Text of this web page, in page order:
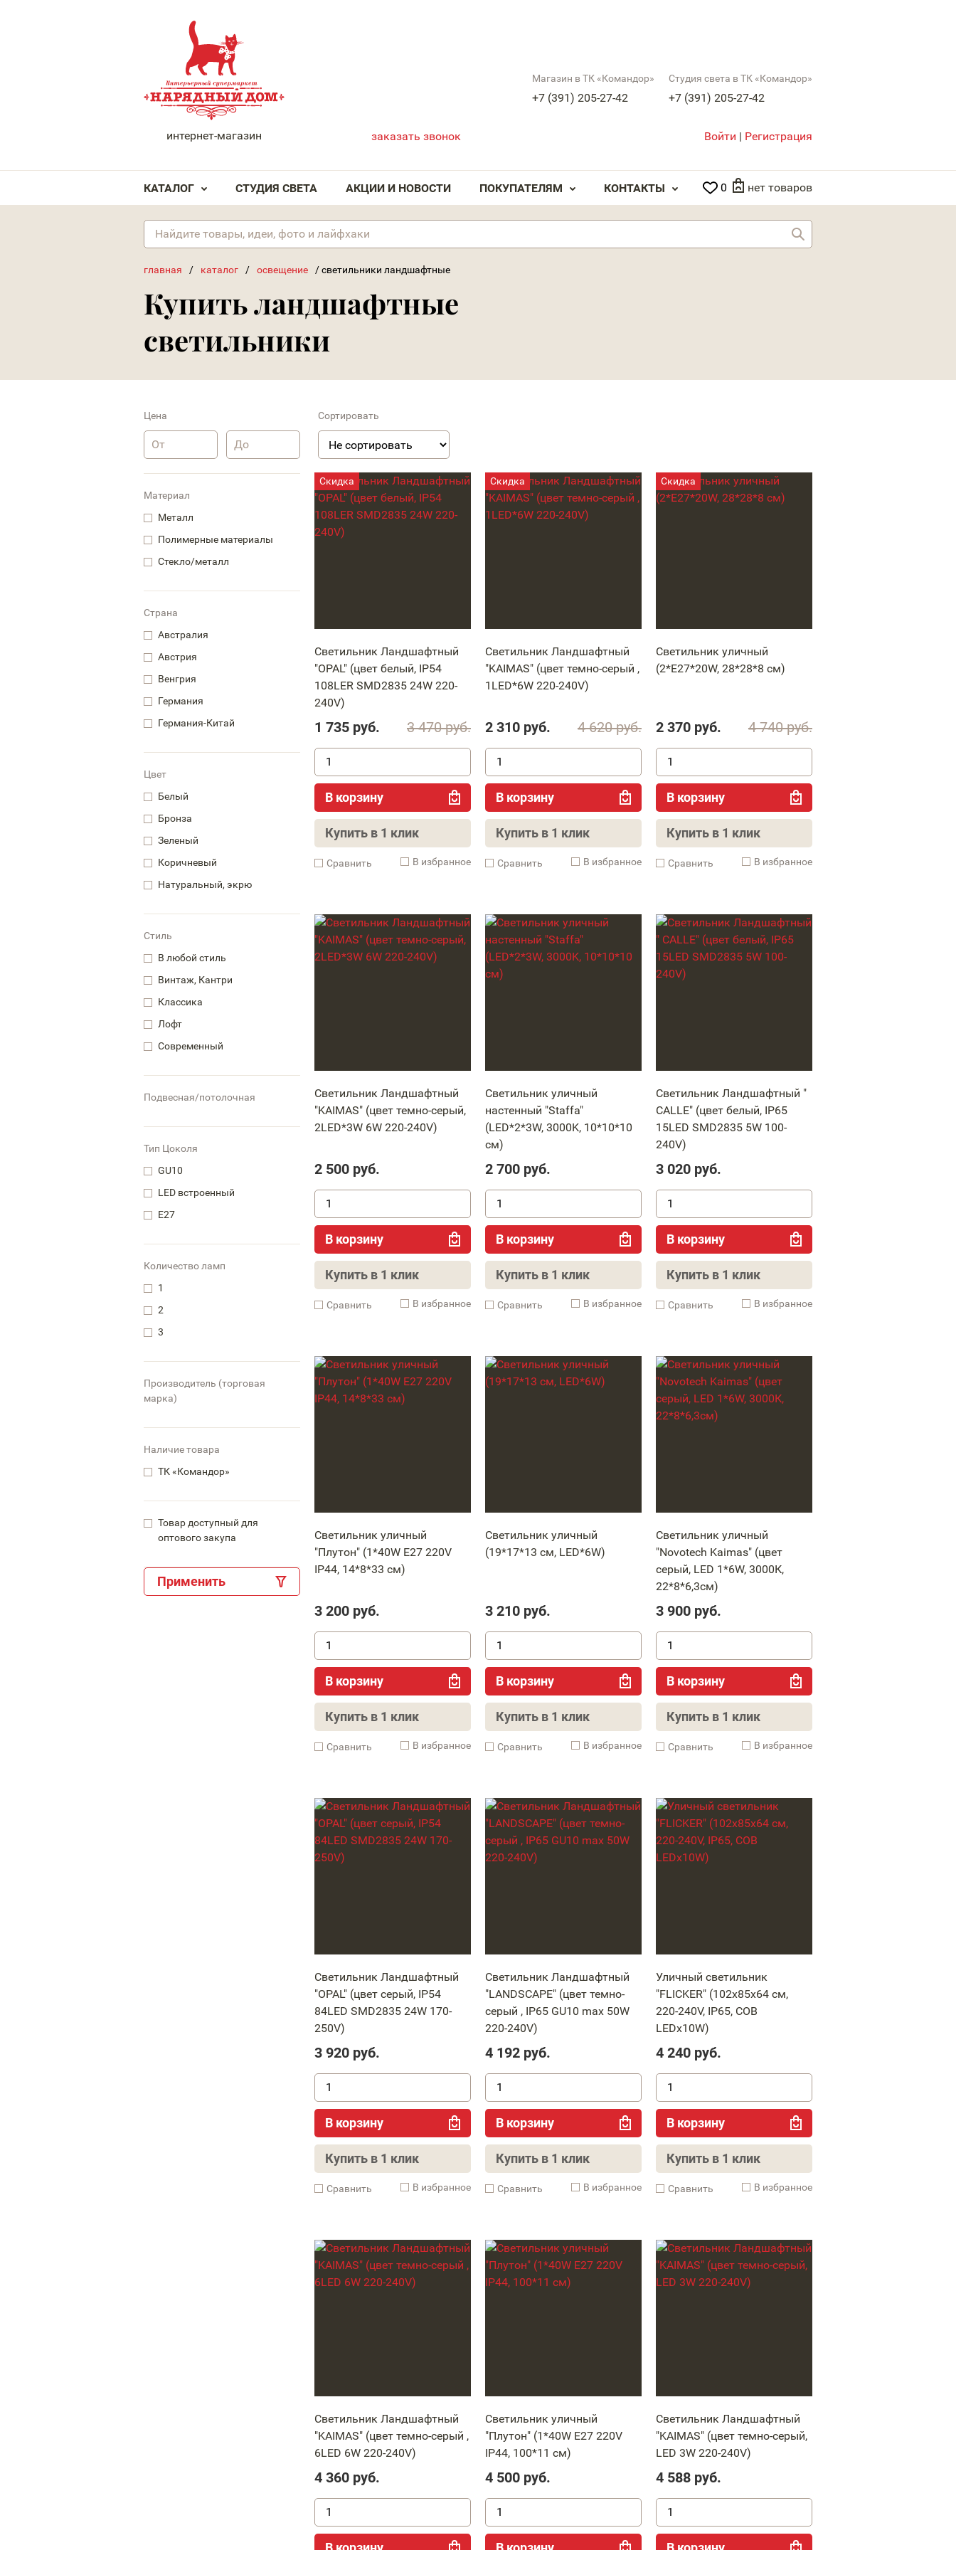
НАРЯДНЫЙ ДОМ
интернет-магазин
Магазин в ТК «Командор»
+7 (391) 205-27-42
Студия света в ТК «Командор»
+7 (391) 205-27-42
заказать звонок Войти | Регистрация
КАТАЛОГ СТУДИЯ СВЕТА АКЦИИ И НОВОСТИ ПОКУПАТЕЛЯМ КОНТАКТЫ 0 нет товаров
главная / каталог / освещение /светильники ландшафтные
Купить ландшафтные
светильники
Светильник Ландшафтный
"OPAL" (цвет белый, IP54
108LER SMD2835 24W 220-
240V)
3 470руб.
1 735 руб.
В корзину
Купить в 1 клик
Cравнить В избранное
Светильник Ландшафтный
"KAIMAS" (цвет темно-серый ,
1LED*6W 220-240V)
4 620руб.
2 310руб.
В корзину
Купить в 1 клик
Cравнить В избранное
Светильник уличный
(2*Е27*20W, 28*28*8 см)
4 740руб.
2 370руб.
В корзину
Купить в 1 клик
Cравнить В избранное
Светильник Ландшафтный
"KAIMAS" (цвет темно-серый,
2LED*3W 6W 220-240V)
2 500 руб.
В корзину
Купить в 1 клик
Cравнить В избранное
Светильник уличный
настенный "Staffa"
(LED*2*3W, 3000K, 10*10*10
см)
2 700руб.
В корзину
Купить в 1 клик
Cравнить В избранное
Светильник Ландшафтный "
CALLE" (цвет белый, IP65
15LED SMD2835 5W 100-
240V)
3 020руб.
В корзину
Купить в 1 клик
Cравнить В избранное
Светильник уличный
"Плутон" (1*40W Е27 220V
IP44, 14*8*33 см)
3 200 руб.
В корзину
Купить в 1 клик
Cравнить В избранное
Светильник уличный
(19*17*13 см, LED*6W)
3 210руб.
В корзину
Купить в 1 клик
Cравнить В избранное
Светильник уличный
"Novotech Kaimas" (цвет
серый, LED 1*6W, 3000К,
22*8*6,3см)
3 900руб.
В корзину
Купить в 1 клик
Cравнить В избранное
Светильник Ландшафтный
"OPAL" (цвет серый, IP54
84LED SMD2835 24W 170-
250V)
3 920 руб.
В корзину
Купить в 1 клик
Cравнить В избранное
Светильник Ландшафтный
"LANDSCAPE" (цвет темно-
серый , IP65 GU10 max 50W
220-240V)
4 192руб.
В корзину
Купить в 1 клик
Cравнить В избранное
Уличный светильник
"FLICKER" (102x85x64 см,
220-240V, IP65, COB
LEDx10W)
4 240руб.
В корзину
Купить в 1 клик
Cравнить В избранное
Светильник Ландшафтный
"KAIMAS" (цвет темно-серый ,
6LED 6W 220-240V)
4 360 руб.
Светильник уличный
"Плутон" (1*40W Е27 220V
IP44, 100*11 см)
4 500руб.
Светильник Ландшафтный
"KAIMAS" (цвет темно-серый,
LED 3W 220-240V)
4 588руб.
Цена
Материал
Металл
Полимерные материалы
Стекло/металл
Страна
Австралия
Австрия
Венгрия
Германия
Германия-Китай
Цвет
Белый
Бронза
Зеленый
Коричневый
Натуральный, экрю
Стиль
В любой стиль
Винтаж, Кантри
Классика
Лофт
Современный
Подвесная/потолочная
Тип Цоколя
GU10
LED встроенный
Е27
Количество ламп
1
2
3
Производитель (торговая
марка)
Наличие товара
ТК «Командор»
Товар доступный для
оптового закупа
Сортировать
Применить